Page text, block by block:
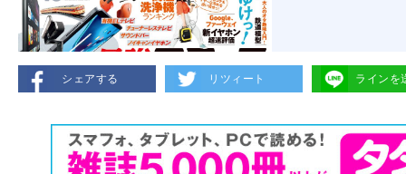
シェアする リツィート ラインを